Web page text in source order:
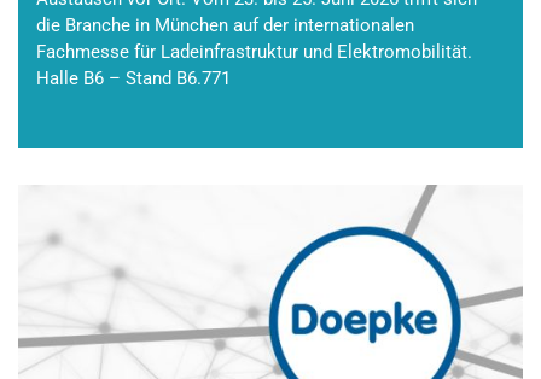
die Branche in München auf der internationalen
Fachmesse für Ladeinfrastruktur und Elektromobilität.
Halle B6 – Stand B6.771